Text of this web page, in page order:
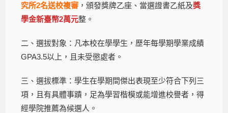
究所2名送校複審 ，頒發獎牌乙座、當選證書乙紙及獎
學金新臺幣2萬元整。
二、選拔對象：凡本校在學學生，歷年每學期學業成績
GPA3.5以上，且未受懲處者。
三、選拔標準：學生在學期間傑出表現至少符合下列三
項，且有具體事蹟，足為學習楷模或能增進校譽者，得
經學院推薦為候選人。